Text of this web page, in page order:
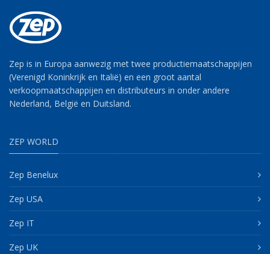
Zep is in Europa aanwezig met twee productiemaatschappijen
(Verenigd Koninkrijk en Italië) en een groot aantal
verkoopmaatschappijen en distributeurs in onder andere
Nederland, België en Duitsland.
ZEP WORLD
Zep Benelux
Zep USA
Zep IT
Zep UK